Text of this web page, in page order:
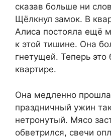
сказав больше ни
Щёлкнул замок. В
Алиса постояла ещё
к этой тишине. Она
гнетущей. Теперь
квартире.
Она медленно
праздничный ужин
нетронутый. Мясо
обветрился, свечи